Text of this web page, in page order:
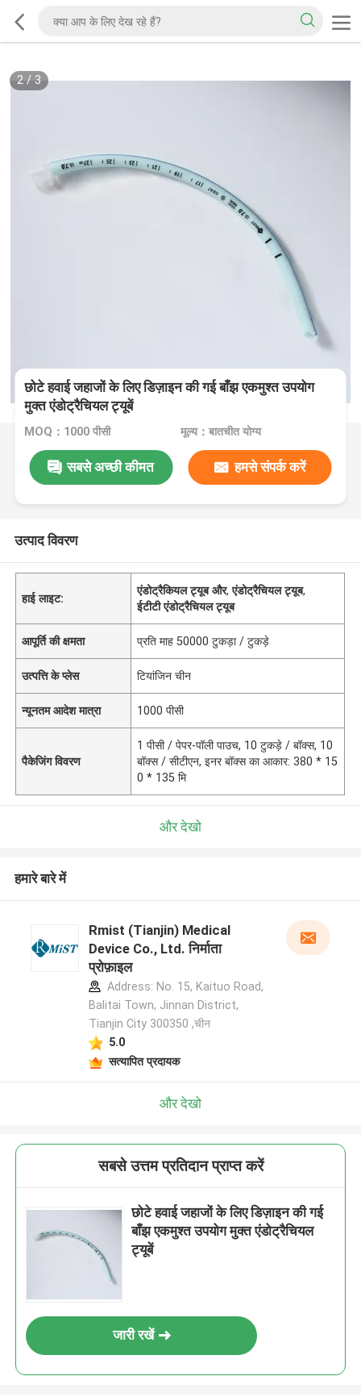
2/ 3
छोटे हवाई जहाजों के लिए डिज़ाइन की गई बाँझ एकमुश्त उपयोग
मुक्त एंडोट्रैचियल ट्यूबें
MOQ：1000 पीसी मूल्य：बातचीत योग्य
सबसे अच्छी कीमत हमसे संपर्क करें
उत्पाद विवरण
हाई लाइट:
एंडोट्रैकियल ट्यूब और,एंडोट्रैचियल ट्यूब,
ईटीटी एंडोट्रैचियल ट्यूब
आपूर्ति की क्षमता प्रति माह 50000 टुकड़ा / टुकड़े
उत्पत्ति के प्लेस टियांजिन चीन
न्यूनतम आदेश मात्रा 1000 पीसी
पैकेजिंग विवरण
1 पीसी / पेपर-पॉली पाउच, 10 टुकड़े / बॉक्स, 10
बॉक्स / सीटीएन, इनर बॉक्स का आकार: 380 * 15
0 * 135 मि
और देखो
हमारे बारे में
Rmist (Tianjin) Medical
Device Co., Ltd. निर्माता
प्रोफ़ाइल
Address: No. 15, Kaituo Road,
Balitai Town, Jinnan District,
Tianjin City 300350 ,चीन
5.0
सत्यापित प्रदायक
और देखो
सबसे उत्तम प्रतिदान प्राप्त करें
छोटे हवाई जहाजों के लिए डिज़ाइन की गई
बाँझ एकमुश्त उपयोग मुक्त एंडोट्रैचियल
ट्यूबें
जारी रखें